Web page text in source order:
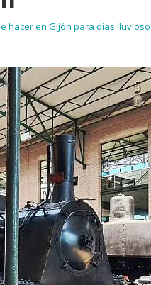
hacer en Gijón para días